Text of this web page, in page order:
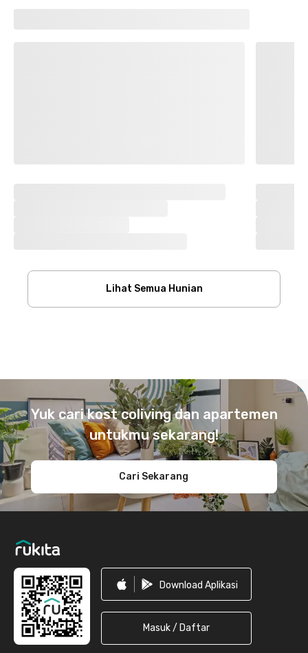
Lihat Semua Hunian
Yuk cari kost coliving dan apartemen
untukmu sekarang!
Cari Sekarang
Download Aplikasi
Masuk / Daftar